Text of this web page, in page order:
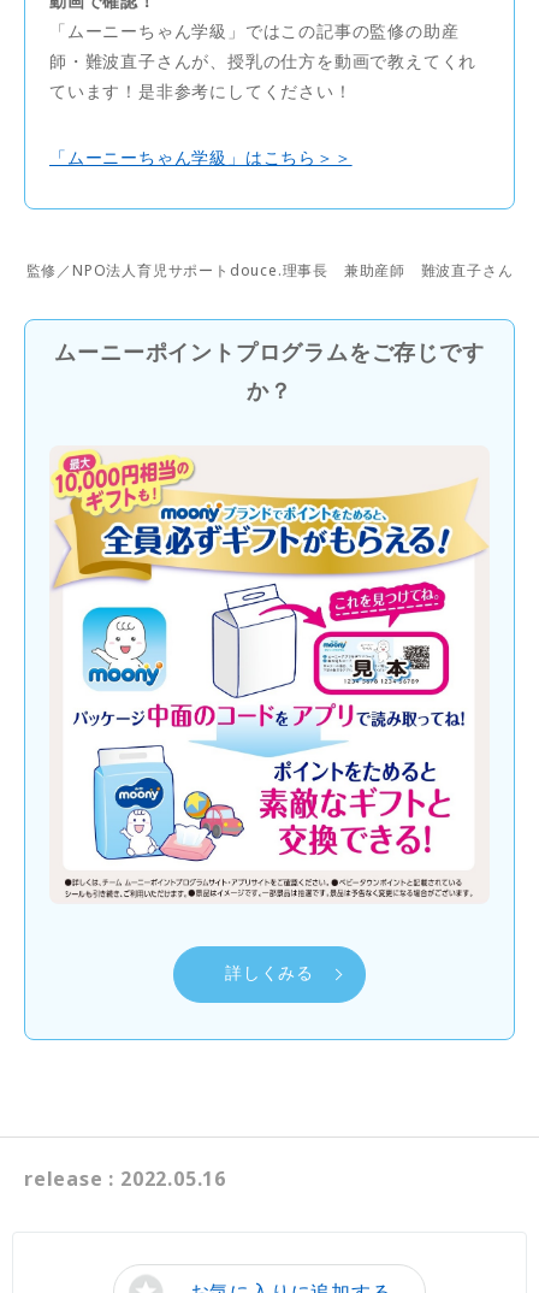
「ムーニーちゃん学級」ではこの記事の監修の助産
師・難波直子さんが、授乳の仕方を動画で教えてくれ
ています！是非参考にしてください！
「ムーニーちゃん学級」はこちら＞＞
監修／NPO法人育児サポートdouce.理事長 兼助産師 難波直子さん
ムーニーポイントプログラムをご存じです
か？
詳しくみる
release : 2022.05.16